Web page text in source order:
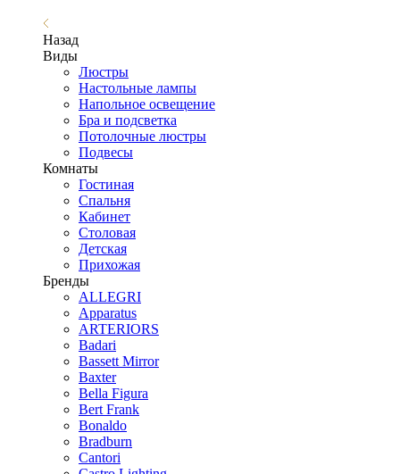
Назад
Виды
Люстры
Настольные лампы
Напольное освещение
Бра и подсветка
Потолочные люстры
Подвесы
Комнаты
Гостиная
Спальня
Кабинет
Столовая
Детская
Прихожая
Бренды
ALLEGRI
Apparatus
ARTERIORS
Badari
Bassett Mirror
Baxter
Bella Figura
Bert Frank
Bonaldo
Bradburn
Cantori